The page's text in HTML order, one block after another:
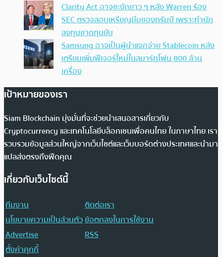
Clarity Act อาจชะงักยาว ๆ หลัง Warren ร้อง
SEC ตรวจสอบเหรียญมีมของทรัมป์ เพราะทำนัก
ลงทุนขาดทุนยับ
Samsung อาจเป็นผู้นำแจกจ่าย Stablecoin หลัง
เตรียมเพิ่มฟีเจอร์ใหม่ในสมาร์ทโฟน 800 ล้าน
เครื่อง
เป้าหมายของเรา
Siam Blockchain มุ่งมั่นที่จะช่วยนำเสนอสารเกี่ยวกับ
Cryptocurrency และเทคโนโลยีบล็อกเชนเพื่อคนไทย ในภาษาไทย เรา
รวบรวมข้อมูลส่วนใหญ่จากเว็บไซต์และเว็บบอร์ดต่างประเทศและนำมา
แปลส่งตรงถึงฟีดคุณ
เกี่ยวกับเว็บไซต์นี้
ทีมงาน
ติดต่อเรา
นโยบายความเป็นส่วนตัวข้อตกลงในการใช้งาน
Advertise
RSS
ตั้งค่าคุกกี้